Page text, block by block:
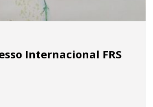
Internacional FRS